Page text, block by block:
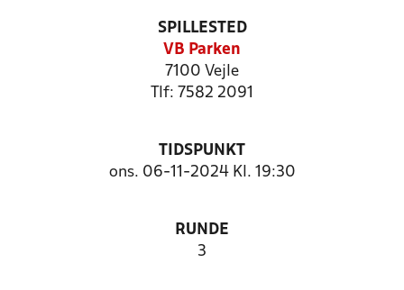
SPILLESTED
VB Parken
7100 Vejle
Tlf: 7582 2091
TIDSPUNKT
ons. 06-11-2024 Kl. 19:30
RUNDE
3